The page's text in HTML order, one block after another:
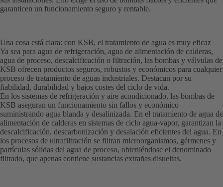
garanticen un funcionamiento seguro y rentable.
Una cosa está clara: con KSB, el tratamiento de agua es muy eficaz
Ya sea para agua de refrigeración, agua de alimentación de calderas,
agua de proceso, descalcificación o filtración, las bombas y válvulas de
KSB ofrecen productos seguros, robustos y económicos para cualquier
proceso de tratamiento de aguas industriales. Destacan por su
fiabilidad, durabilidad y bajos costes del ciclo de vida.
En los sistemas de refrigeración y aire acondicionado, las bombas de
KSB aseguran un funcionamiento sin fallos y económico
suministrando agua blanda y desalinizada. En el tratamiento de agua de
alimentación de calderas en sistemas de ciclo agua-vapor, garantizan la
descalcificación, descarbonización y desalación eficientes del agua. En
los procesos de ultrafiltración se filtran microorganismos, gérmenes y
partículas sólidas del agua de proceso, obteniéndose el denominado
filtrado, que apenas contiene sustancias extrañas disueltas.